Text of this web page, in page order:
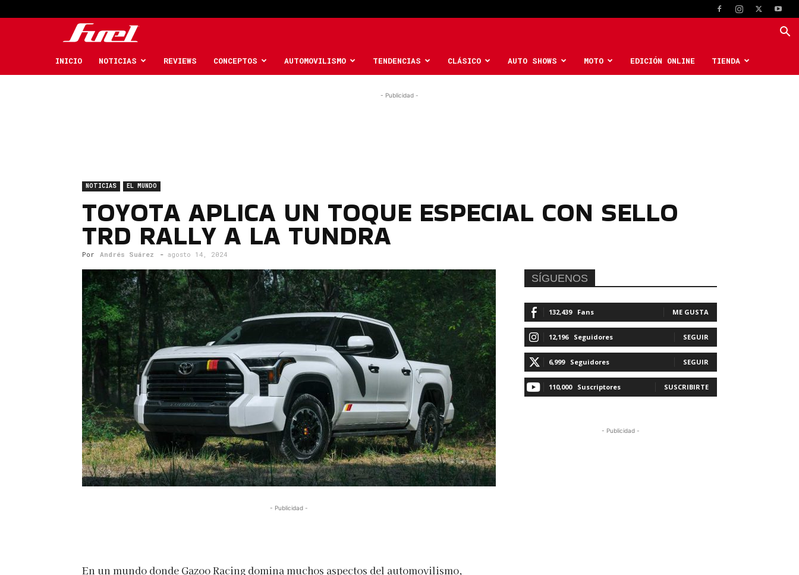
Car
INICIO NOTICIAS REVIEWS CONCEPTOS AUTOMOVILISMO TENDENCIAS CLÁSICO AUTO SHOWS MOTO EDICIÓN ONLINE TIENDA
- Publicidad -
NOTICIAS EL MUNDO
TOYOTA APLICA UN TOQUE ESPECIAL CON SELLO
TRD RALLY A LA TUNDRA
Por Andrés Suárez - agosto 14, 2024
- Publicidad -
En un mundo donde Gazoo Racing domina muchos aspectos del automovilismo,
SÍGUENOS
132,439 Fans ME GUSTA
12,196 Seguidores SEGUIR
6,999 Seguidores SEGUIR
110,000 Suscriptores SUSCRIBIRTE
- Publicidad -